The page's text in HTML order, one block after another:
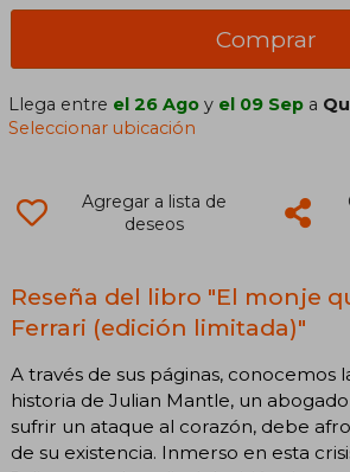
Comprar
Llega entre el 26 Ago y el 09 Sep a
Seleccionar ubicación
Agregar a lista de
deseos
Reseña del libro "El monje
Ferrari (edición limitada)"
A través de sus páginas, conocemos
historia de Julian Mantle, un
sufrir un ataque al corazón, debe
de su existencia. Inmerso en esta